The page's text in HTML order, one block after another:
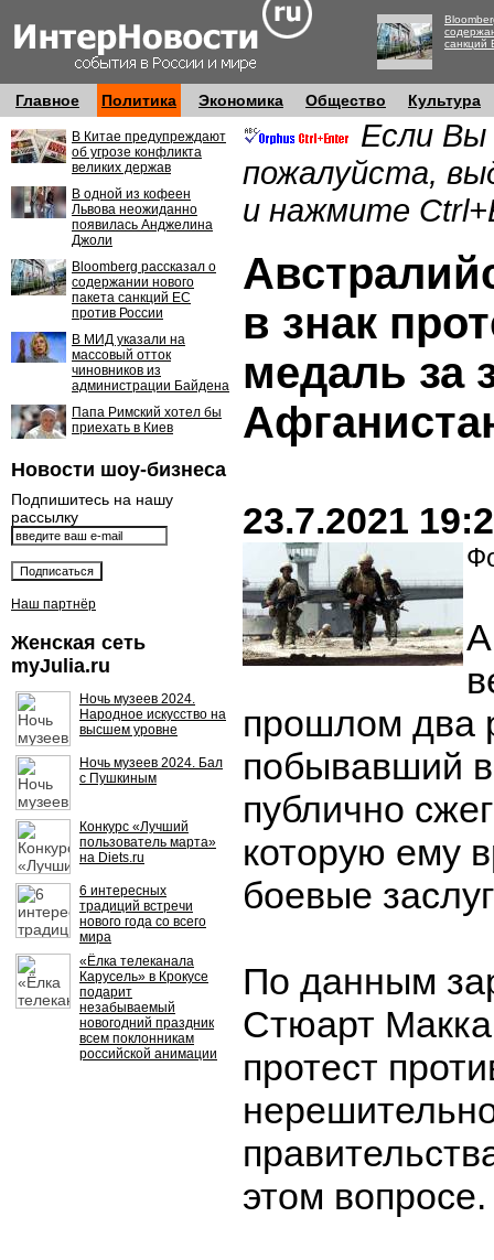
санкций
Главное Политика Экономика Общество Культура
В Китае предупреждают
об угрозе конфликта
великих держав
В одной из кофеен
Львова неожиданно
появилась Анджелина
Джоли
Bloomberg рассказал о
содержании нового
пакета санкций ЕС
против России
В МИД указали на
массовый отток
чиновников из
администрации Байдена
Папа Римский хотел бы
приехать в Киев
Новости шоу-бизнеса
Подпишитесь на нашу
рассылку
Наш партнёр
Женская сеть
myJulia.ru
Ночь музеев 2024.
Народное искусство на
высшем уровне
Ночь музеев 2024. Бал
с Пушкиным
Конкурс «Лучший
пользователь марта»
на Diets.ru
6 интересных
традиций встречи
нового года со всего
мира
«Ёлка телеканала
Карусель» в Крокусе
подарит
незабываемый
новогодний праздник
всем поклонникам
российской анимации
Если Вы
пожалуйста,
и нажмите
в знак
медаль за
23.7.2021
прошлом два
побывавший
публично
которую ему
боевые
По данным
Стюарт
протест
этом вопросе.